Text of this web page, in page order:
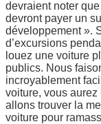
devraient noter
devront payer un
développement ».
d’excursions
louez une voiture
publics. Nous
incroyablement
voiture, vous
allons trouver la
voiture pour